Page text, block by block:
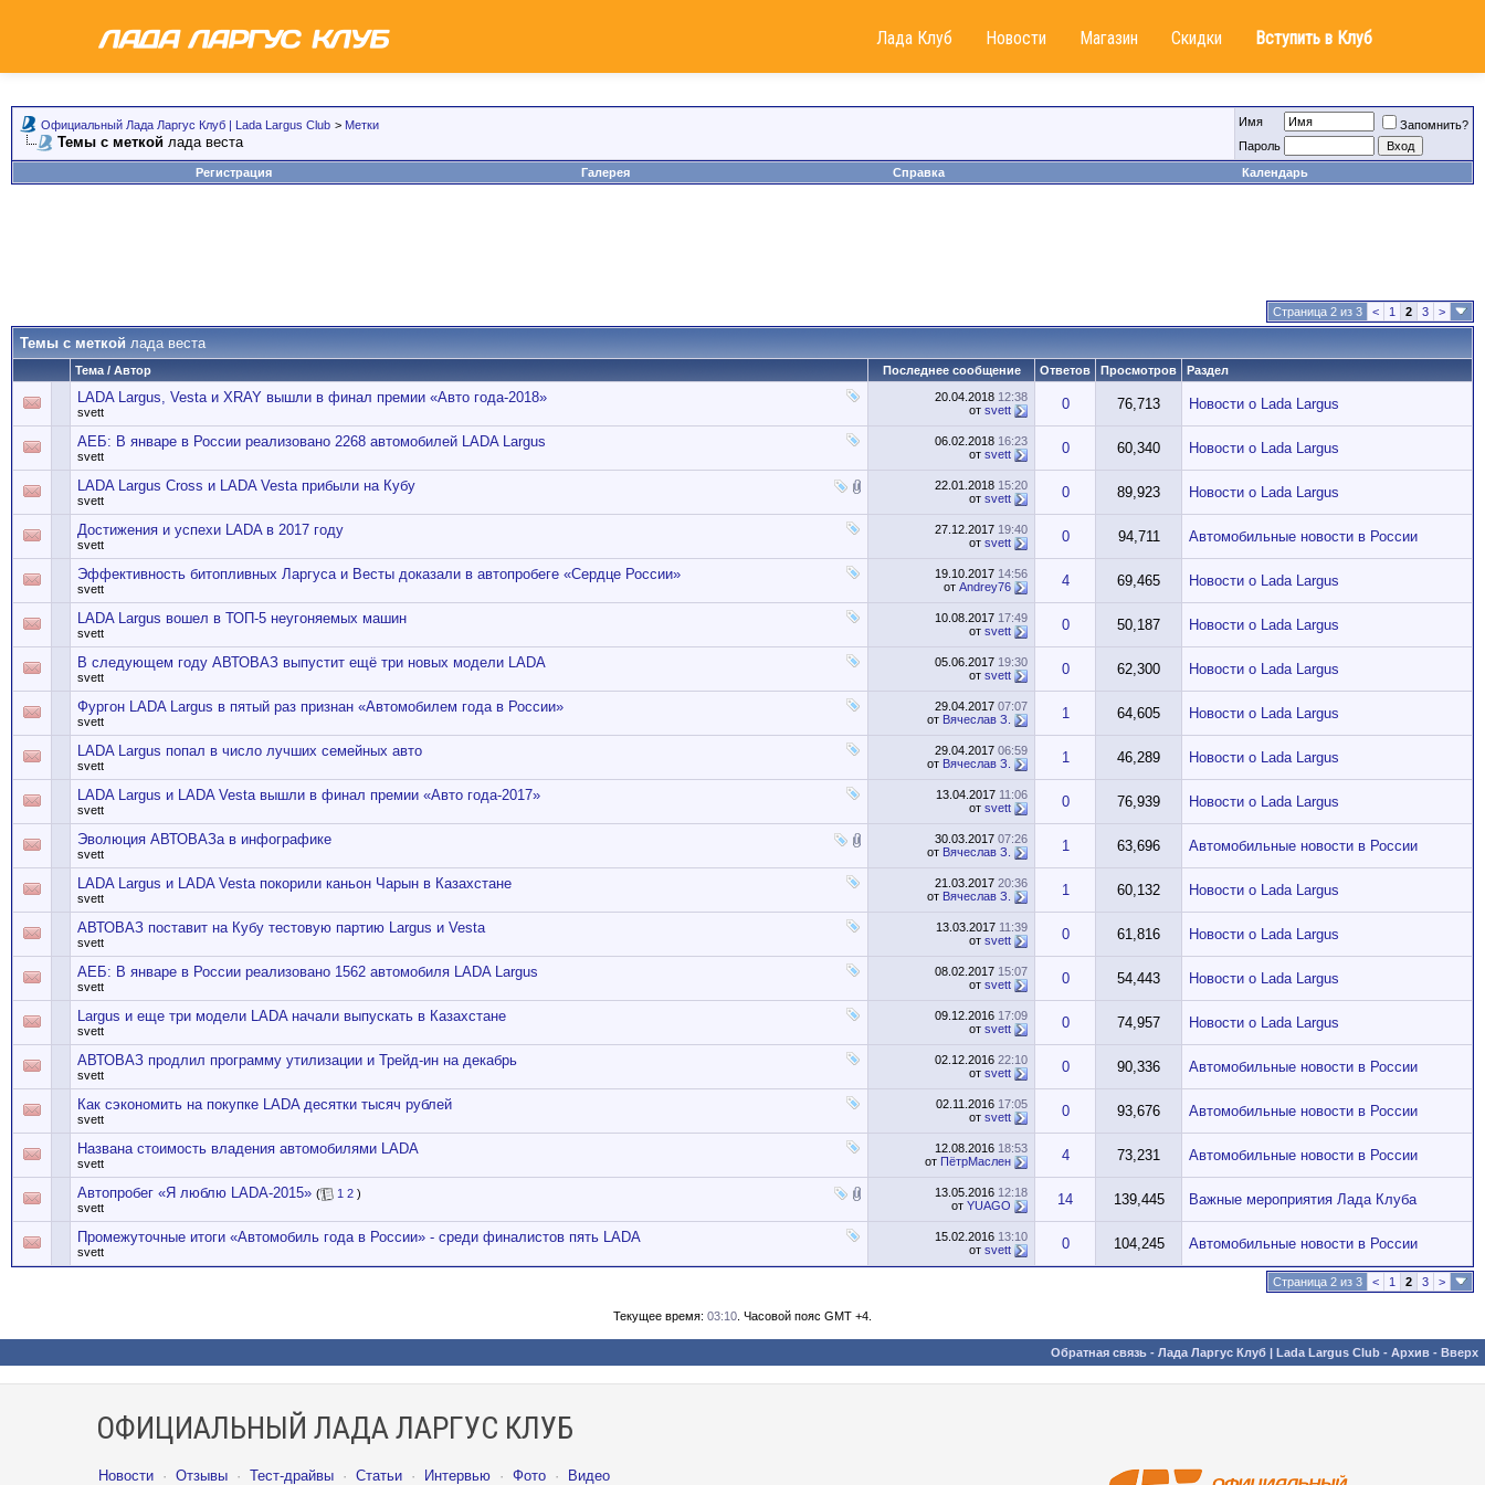
Лада Клуб Новости Магазин Скидки Вступить в Клуб
Официальный Лада Ларгус Клуб | Lada Largus Club > Метки
Темы с меткой лада веста
Имя
Запомнить?
Пароль
Регистрация
Галерея Справка Календарь
Страница 2 из 3 < 1 2 3 >
Темы с меткой лада веста
Тема / Автор Последнее сообщение Ответов Просмотров Раздел
LADA Largus, Vesta и XRAY вышли в финал премии «Авто года-2018»
svett
20.04.2018 12:38
от svett 0 76,713 Новости о Lada Largus
АЕБ: В январе в России реализовано 2268 автомобилей LADA Largus
svett
06.02.2018 16:23
от svett 0 60,340 Новости о Lada Largus
LADA Largus Cross и LADA Vesta прибыли на Кубу
svett
22.01.2018 15:20
от svett 0 89,923 Новости о Lada Largus
Достижения и успехи LADA в 2017 году
svett
27.12.2017 19:40
от svett 0 94,711 Автомобильные новости в России
Эффективность битопливных Ларгуса и Весты доказали в автопробеге «Сердце России»
svett
19.10.2017 14:56
от Andrey76 4 69,465 Новости о Lada Largus
LADA Largus вошел в ТОП-5 неугоняемых машин
svett
10.08.2017 17:49
от svett 0 50,187 Новости о Lada Largus
В следующем году АВТОВАЗ выпустит ещё три новых модели LADA
svett
05.06.2017 19:30
от svett 0 62,300 Новости о Lada Largus
Фургон LADA Largus в пятый раз признан «Автомобилем года в России»
svett
29.04.2017 07:07
от Вячеслав З. 1 64,605 Новости о Lada Largus
LADA Largus попал в число лучших семейных авто
svett
29.04.2017 06:59
от Вячеслав З. 1 46,289 Новости о Lada Largus
LADA Largus и LADA Vesta вышли в финал премии «Авто года-2017»
svett
13.04.2017 11:06
от svett 0 76,939 Новости о Lada Largus
Эволюция АВТОВАЗа в инфографике
svett
30.03.2017 07:26
от Вячеслав З. 1 63,696 Автомобильные новости в России
LADA Largus и LADA Vesta покорили каньон Чарын в Казахстане
svett
21.03.2017 20:36
от Вячеслав З. 1 60,132 Новости о Lada Largus
АВТОВАЗ поставит на Кубу тестовую партию Largus и Vesta
svett
13.03.2017 11:39
от svett 0 61,816 Новости о Lada Largus
АЕБ: В январе в России реализовано 1562 автомобиля LADA Largus
svett
08.02.2017 15:07
от svett 0 54,443 Новости о Lada Largus
Largus и еще три модели LADA начали выпускать в Казахстане
svett
09.12.2016 17:09
от svett 0 74,957 Новости о Lada Largus
АВТОВАЗ продлил программу утилизации и Трейд-ин на декабрь
svett
02.12.2016 22:10
от svett 0 90,336 Автомобильные новости в России
Как сэкономить на покупке LADA десятки тысяч рублей
svett
02.11.2016 17:05
от svett 0 93,676 Автомобильные новости в России
Названа стоимость владения автомобилями LADA
svett
12.08.2016 18:53
от ПётрМаслен 4 73,231 Автомобильные новости в России
Автопробег «Я люблю LADA-2015» ( 1 2 )
svett
13.05.2016 12:18
от YUAGO 14 139,445 Важные мероприятия Лада Клуба
Промежуточные итоги «Автомобиль года в России» - среди финалистов пять LADA
svett
15.02.2016 13:10
от svett 0 104,245 Автомобильные новости в России
Страница 2 из 3 < 1 2 3 >
Текущее время: 03:10 . Часовой пояс GMT +4.
Обратная связь - Лада Ларгус Клуб | Lada Largus Club - Архив - Вверх
ОФИЦИАЛЬНЫЙ ЛАДА ЛАРГУС КЛУБ
Новости · Отзывы · Тест-драйвы · Статьи · Интервью · Фото · Видео